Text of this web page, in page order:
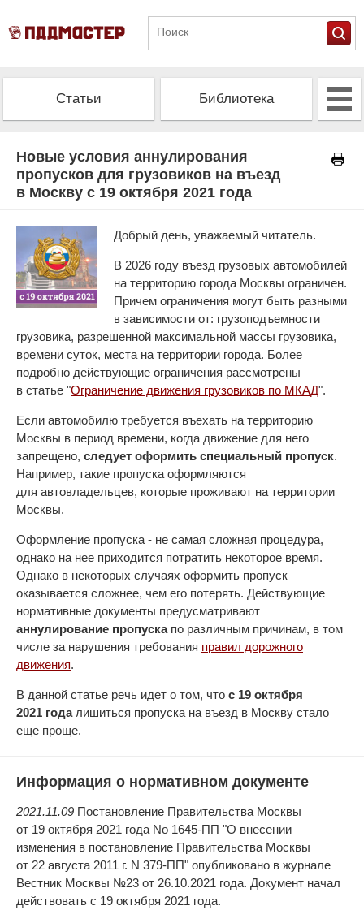
Статьи Библиотека
Проверить штрафы Калькулятор ОСАГО
Новые условия аннулирования
пропусков для грузовиков на въезд
в Москву с 19 октября 2021 года
Добрый день, уважаемый читатель.
В 2026 году въезд грузовых автомобилей
на территорию города Москвы ограничен.
Причем ограничения могут быть разными
в зависимости от: грузоподъемности
грузовика, разрешенной максимальной массы грузовика,
времени суток, места на территории города. Более
подробно действующие ограничения рассмотрены
в статье "Ограничение движения грузовиков по МКАД".
Если автомобилю требуется въехать на территорию
Москвы в период времени, когда движение для него
запрещено, следует оформить специальный пропуск.
Например, такие пропуска оформляются
для автовладельцев, которые проживают на территории
Москвы.
Оформление пропуска - не самая сложная процедура,
однако на нее приходится потратить некоторое время.
Однако в некоторых случаях оформить пропуск
оказывается сложнее, чем его потерять. Действующие
нормативные документы предусматривают
аннулирование пропускапо различным причинам, в том
числе за нарушения требования правил дорожного
движения.
В данной статье речь идет о том, что с 19 октября
2021 годалишиться пропуска на въезд в Москву стало
еще проще.
Информация о нормативном документе
2021.11.09 Постановление Правительства Москвы
от 19 октября 2021 года No 1645-ПП "О внесении
изменения в постановление Правительства Москвы
от 22 августа 2011 г. N 379-ПП" опубликовано в журнале
Вестник Москвы №23 от 26.10.2021 года. Документ начал
действовать с 19 октября 2021 года.